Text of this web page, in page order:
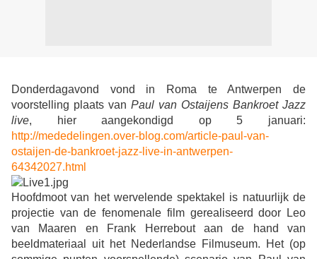
Donderdagavond vond in Roma te Antwerpen de
voorstelling plaats van Paul van Ostaijens Bankroet Jazz
live, hier aangekondigd op 5 januari:
http://mededelingen.over-blog.com/article-paul-van-
ostaijen-de-bankroet-jazz-live-in-antwerpen-
64342027.html
Hoofdmoot van het wervelende spektakel is natuurlijk de
projectie van de fenomenale film gerealiseerd door Leo
van Maaren en Frank Herrebout aan de hand van
beeldmateriaal uit het Nederlandse Filmuseum. Het (op